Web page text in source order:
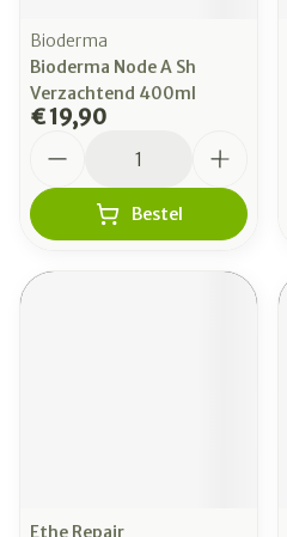
Bioderma
Bioderma Node A Sh
Verzachtend 400ml
€ 19,90
Bestel
Ethe Repair